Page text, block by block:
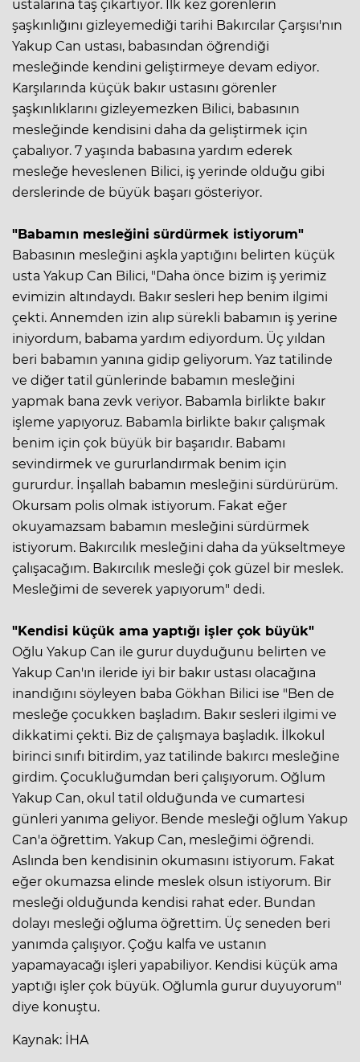
ustalarına taş çıkartıyor. İlk kez görenlerin
şaşkınlığını gizleyemediği tarihi Bakırcılar Çarşısı'nın
Yakup Can ustası, babasından öğrendiği
mesleğinde kendini geliştirmeye devam ediyor.
Karşılarında küçük bakır ustasını görenler
şaşkınlıklarını gizleyemezken Bilici, babasının
mesleğinde kendisini daha da geliştirmek için
çabalıyor. 7 yaşında babasına yardım ederek
mesleğe heveslenen Bilici, iş yerinde olduğu gibi
derslerinde de büyük başarı gösteriyor.
"Babamın mesleğini sürdürmek istiyorum"
Babasının mesleğini aşkla yaptığını belirten küçük
usta Yakup Can Bilici, "Daha önce bizim iş yerimiz
evimizin altındaydı. Bakır sesleri hep benim ilgimi
çekti. Annemden izin alıp sürekli babamın iş yerine
iniyordum, babama yardım ediyordum. Üç yıldan
beri babamın yanına gidip geliyorum. Yaz tatilinde
ve diğer tatil günlerinde babamın mesleğini
yapmak bana zevk veriyor. Babamla birlikte bakır
işleme yapıyoruz. Babamla birlikte bakır çalışmak
benim için çok büyük bir başarıdır. Babamı
sevindirmek ve gururlandırmak benim için
gururdur. İnşallah babamın mesleğini sürdürürüm.
Okursam polis olmak istiyorum. Fakat eğer
okuyamazsam babamın mesleğini sürdürmek
istiyorum. Bakırcılık mesleğini daha da yükseltmeye
çalışacağım. Bakırcılık mesleği çok güzel bir meslek.
Mesleğimi de severek yapıyorum" dedi.
"Kendisi küçük ama yaptığı işler çok büyük"
Oğlu Yakup Can ile gurur duyduğunu belirten ve
Yakup Can'ın ileride iyi bir bakır ustası olacağına
inandığını söyleyen baba Gökhan Bilici ise "Ben de
mesleğe çocukken başladım. Bakır sesleri ilgimi ve
dikkatimi çekti. Biz de çalışmaya başladık. İlkokul
birinci sınıfı bitirdim, yaz tatilinde bakırcı mesleğine
girdim. Çocukluğumdan beri çalışıyorum. Oğlum
Yakup Can, okul tatil olduğunda ve cumartesi
günleri yanıma geliyor. Bende mesleği oğlum Yakup
Can'a öğrettim. Yakup Can, mesleğimi öğrendi.
Aslında ben kendisinin okumasını istiyorum. Fakat
eğer okumazsa elinde meslek olsun istiyorum. Bir
mesleği olduğunda kendisi rahat eder. Bundan
dolayı mesleği oğluma öğrettim. Üç seneden beri
yanımda çalışıyor. Çoğu kalfa ve ustanın
yapamayacağı işleri yapabiliyor. Kendisi küçük ama
yaptığı işler çok büyük. Oğlumla gurur duyuyorum"
diye konuştu.
Kaynak: İHA